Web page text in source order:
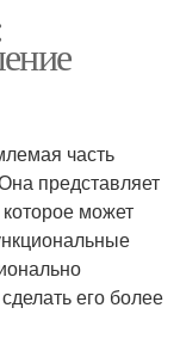
часть
представляет
может
его более